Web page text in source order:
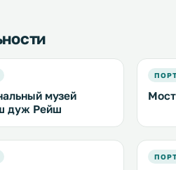
музей
дуж Рейш